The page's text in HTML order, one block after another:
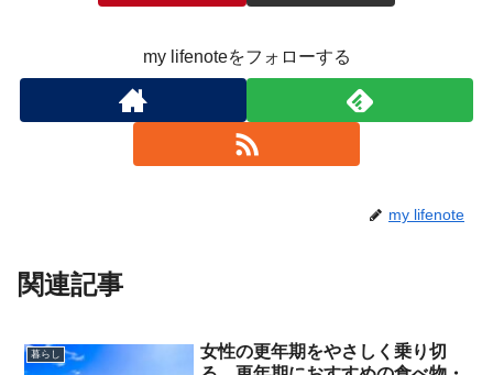
my lifenoteをフォローする
my lifenote
関連記事
暮らし
女性の更年期をやさしく乗り切